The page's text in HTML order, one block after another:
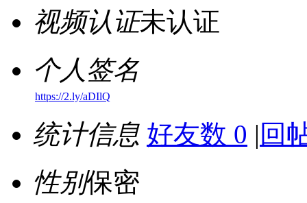
视频认证未认证
个人签名
https://2.ly/aDIlQ
统计信息 好友数 0 | 回
性别保密